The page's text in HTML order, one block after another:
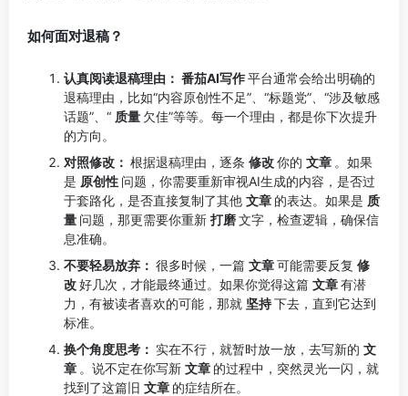
如何面对退稿？
认真阅读退稿理由： 番茄AI写作平台通常会给出明确的
退稿理由，比如“内容原创性不足”、“标题党”、“涉及敏感
话题”、“ 质量 欠佳”等等。每一个理由，都是你下次提升
的方向。
对照修改： 根据退稿理由，逐条 修改你的 文章 。如果
是 原创性 问题，你需要重新审视AI生成的内容，是否过
于套路化，是否直接复制了其他 文章 的表达。如果是 质
量 问题，那更需要你重新 打磨文字，检查逻辑，确保信
息准确。
不要轻易放弃： 很多时候，一篇 文章可能需要反复 修
改好几次，才能最终通过。如果你觉得这篇 文章有潜
力，有被读者喜欢的可能，那就 坚持下去，直到它达到
标准。
换个角度思考： 实在不行，就暂时放一放，去写新的 文
章 。说不定在你写新 文章 的过程中，突然灵光一闪，就
找到了这篇旧 文章 的症结所在。